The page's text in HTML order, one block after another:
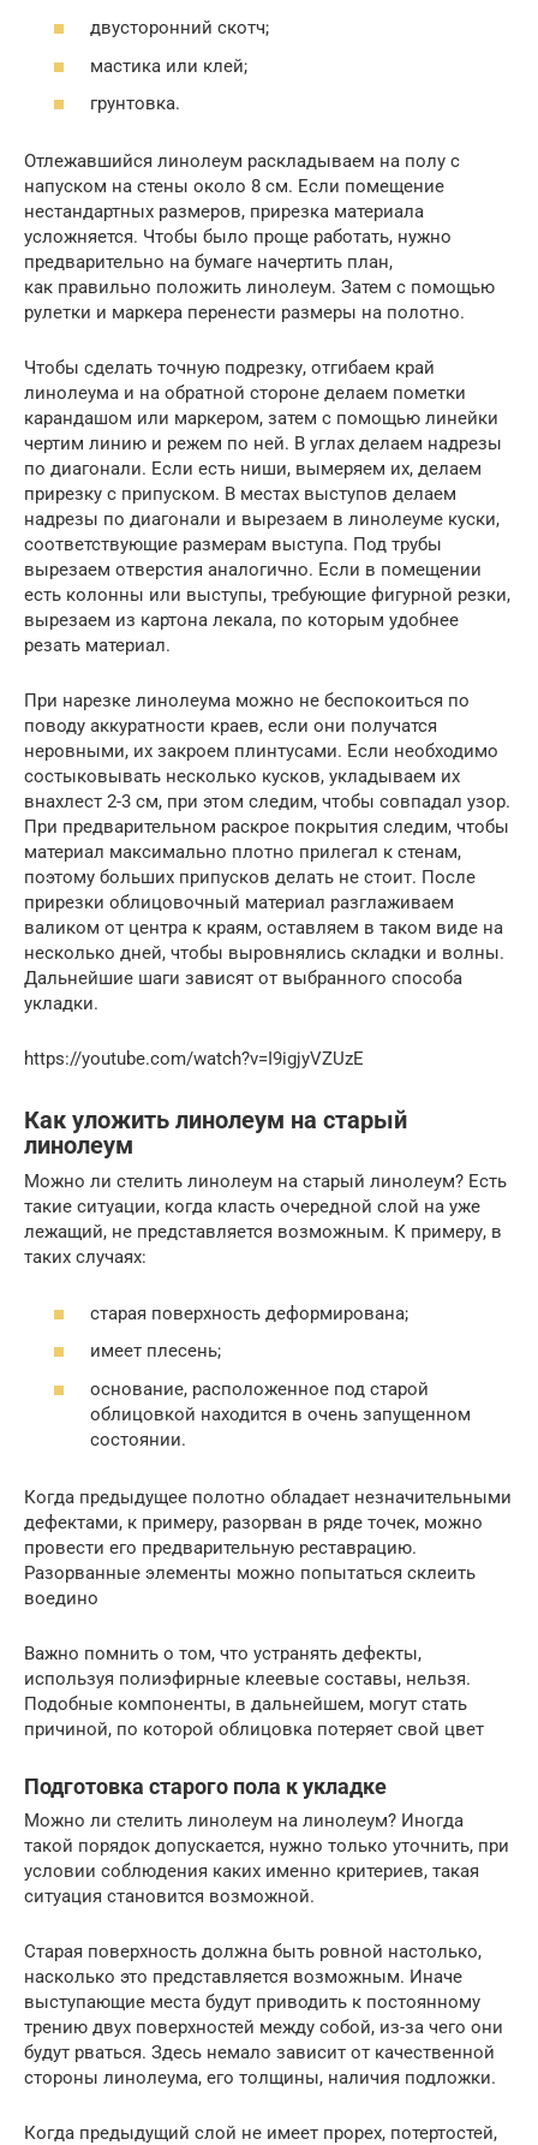
двусторонний скотч;
мастика или клей;
грунтовка.
Отлежавшийся линолеум раскладываем на полу с
напуском на стены около 8 см. Если помещение
нестандартных размеров, прирезка материала
усложняется. Чтобы было проще работать, нужно
предварительно на бумаге начертить план,
как правильно положить линолеум. Затем с помощью
рулетки и маркера перенести размеры на полотно.
Чтобы сделать точную подрезку, отгибаем край
линолеума и на обратной стороне делаем пометки
карандашом или маркером, затем с помощью линейки
чертим линию и режем по ней. В углах делаем надрезы
по диагонали. Если есть ниши, вымеряем их, делаем
прирезку с припуском. В местах выступов делаем
надрезы по диагонали и вырезаем в линолеуме куски,
соответствующие размерам выступа. Под трубы
вырезаем отверстия аналогично. Если в помещении
есть колонны или выступы, требующие фигурной резки,
вырезаем из картона лекала, по которым удобнее
резать материал.
При нарезке линолеума можно не беспокоиться по
поводу аккуратности краев, если они получатся
неровными, их закроем плинтусами. Если необходимо
состыковывать несколько кусков, укладываем их
внахлест 2-3 см, при этом следим, чтобы совпадал узор.
При предварительном раскрое покрытия следим, чтобы
материал максимально плотно прилегал к стенам,
поэтому больших припусков делать не стоит. После
прирезки облицовочный материал разглаживаем
валиком от центра к краям, оставляем в таком виде на
несколько дней, чтобы выровнялись складки и волны.
Дальнейшие шаги зависят от выбранного способа
укладки.
https://youtube.com/watch?v=I9igjyVZUzE
Как уложить линолеум на старый
линолеум
Можно ли стелить линолеум на старый линолеум? Есть
такие ситуации, когда класть очередной слой на уже
лежащий, не представляется возможным. К примеру, в
таких случаях:
старая поверхность деформирована;
имеет плесень;
основание, расположенное под старой
облицовкой находится в очень запущенном
состоянии.
Когда предыдущее полотно обладает незначительными
дефектами, к примеру, разорван в ряде точек, можно
провести его предварительную реставрацию.
Разорванные элементы можно попытаться склеить
воедино
Важно помнить о том, что устранять дефекты,
используя полиэфирные клеевые составы, нельзя.
Подобные компоненты, в дальнейшем, могут стать
причиной, по которой облицовка потеряет свой цвет
Подготовка старого пола к укладке
Можно ли стелить линолеум на линолеум? Иногда
такой порядок допускается, нужно только уточнить, при
условии соблюдения каких именно критериев, такая
ситуация становится возможной.
Старая поверхность должна быть ровной настолько,
насколько это представляется возможным. Иначе
выступающие места будут приводить к постоянному
трению двух поверхностей между собой, из-за чего они
будут рваться. Здесь немало зависит от качественной
стороны линолеума, его толщины, наличия подложки.
Когда предыдущий слой не имеет прорех, потертостей,